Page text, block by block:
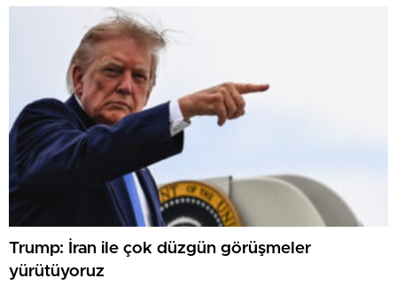
Trump: İran ile çok düzgün görüşmeler
yürütüyoruz